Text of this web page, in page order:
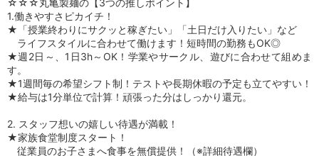
1.働きやすさピカイチ！
★「授業終わりにサクッと稼ぎたい」「土日だけ入りたい」など
ライフスタイルに合わせて働けます！短時間の勤務もOK◎
★週2日～、1日3h～OK！学業やサークル、遊びに合わせて組めま
す。
★1週間毎の希望シフト制！テストや長期休暇の予定も立てやすい！
★給与は1分単位で計算！頑張った分はしっかり還元。
2. スタッフ想いの嬉しい待遇が満載！
★家族食堂制度スタート！
従業員のお子さまへ食事を無償提供！（※詳細待遇欄）